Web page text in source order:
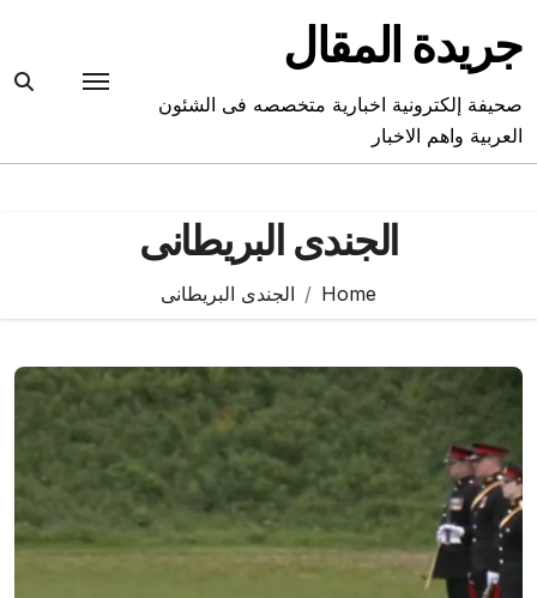
content
جريدة المقال
صحيفة إلكترونية اخبارية متخصصه فى الشئون
العربية واهم الاخبار
الجندى البريطانى
Home الجندى البريطانى